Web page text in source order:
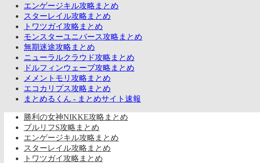
エンゲージキル攻略まとめ
スターレイル攻略まとめ
トワツガイ攻略まとめ
モンスターユニバース攻略まとめ
無期迷途攻略まとめ
ニューラルクラウド攻略まとめ
ドルフィンウェーブ攻略まとめ
メメントモリ攻略まとめ
エコカリプス攻略まとめ
まとめるくん - まとめサイト速報
勝利の女神NIKKE攻略まとめ
ブルリフS攻略まとめ
エンゲージキル攻略まとめ
スターレイル攻略まとめ
トワツガイ攻略まとめ